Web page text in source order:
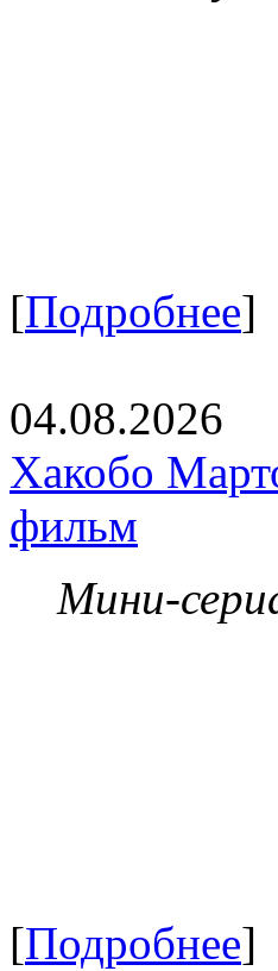
[Подробнее]
04.08.2026
Хакобо
фильм
Мини-
[Подробнее]